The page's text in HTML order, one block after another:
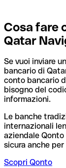
Cosa fare
Qatar
Se vuoi inviare
bancario di
conto bancario
bisogno del
informazioni.
Le banche
internazionali
aziendale
sicura anche
Scopri Qonto